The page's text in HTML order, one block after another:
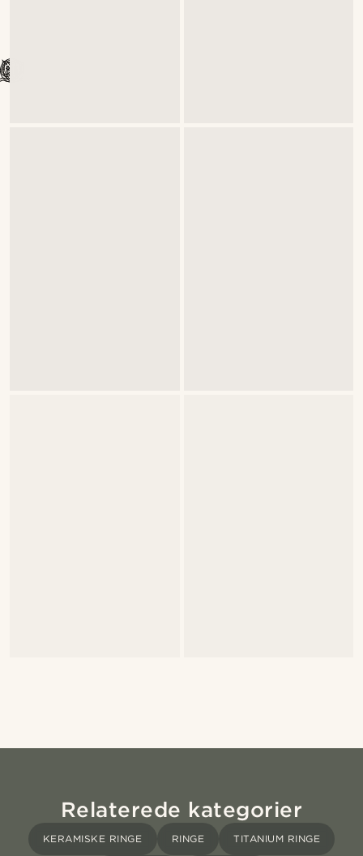
Relaterede kategorier
KERAMISKE RINGE RINGE TITANIUM RINGE